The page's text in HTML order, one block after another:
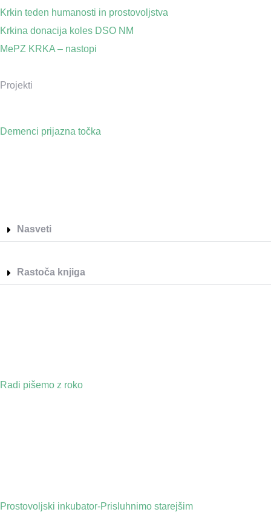
Krkin teden humanosti in prostovoljstva
Krkina donacija koles DSO NM
MePZ KRKA – nastopi
Projekti
Demenci prijazna točka
Nasveti
Rastoča knjiga
Radi pišemo z roko
Prostovoljski inkubator-Prisluhnimo starejšim